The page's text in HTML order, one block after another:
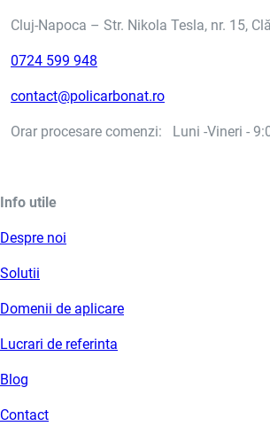
Cluj-Napoca – Str. Nikola Tesla, nr. 15,
0724 599 948
contact@policarbonat.ro
Orar procesare comenzi: Luni -Vineri -
Info utile
Despre noi
Solutii
Domenii de aplicare
Lucrari de referinta
Blog
Contact